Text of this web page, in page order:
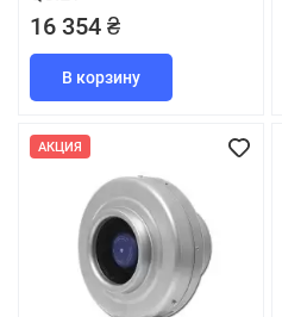
16 354 ₴
В корзину
АКЦИЯ